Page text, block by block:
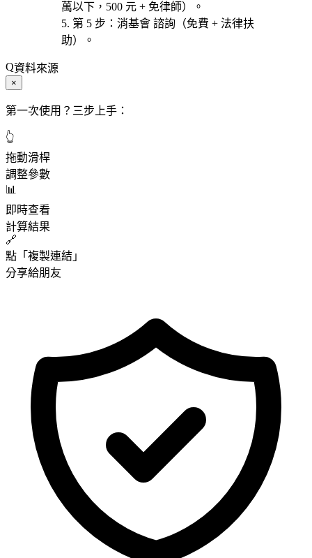
萬以下，500 元 + 免律師）。
第 5 步 ： 消基會 諮詢（免費 + 法律扶
助）。
資料來源
×
第一次使用？三步上手：
👆
拖動滑桿
調整參數
📊
即時查看
計算結果
🔗
點「複製連結」
分享給朋友